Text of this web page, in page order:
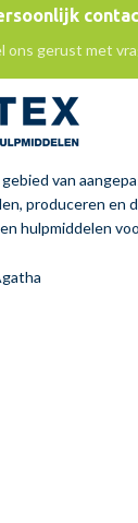
ons gerust met
van
produceren en
hulpmiddelen